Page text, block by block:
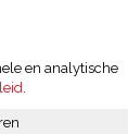
en analytische
.